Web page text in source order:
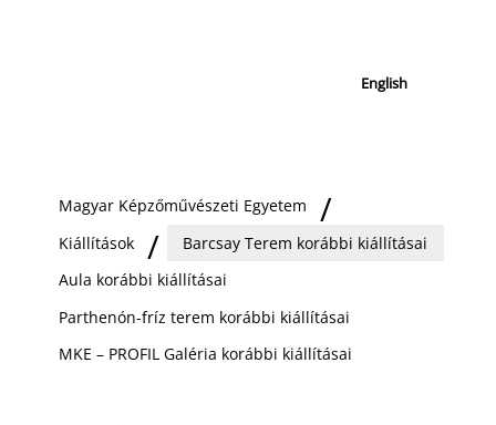
English
Magyar Képzőművészeti Egyetem
Kiállítások
Barcsay Terem korábbi kiállításai
Aula korábbi kiállításai
Parthenón-fríz terem korábbi kiállításai
MKE – PROFIL Galéria korábbi kiállításai